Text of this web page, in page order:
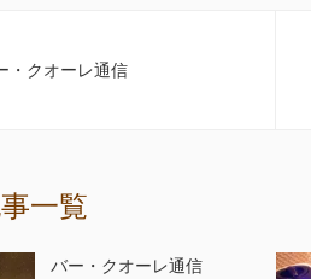
・クオーレ通信
一覧
バー・クオーレ通信